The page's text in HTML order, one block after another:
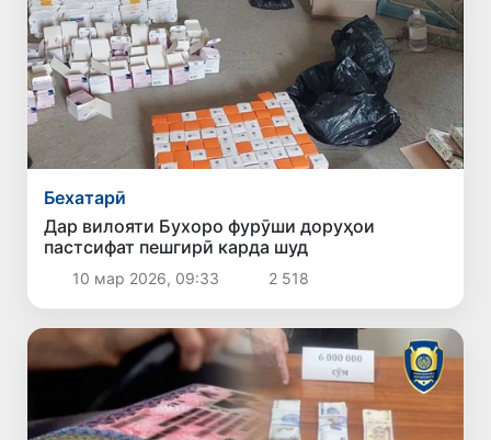
Бехатарӣ
Дар вилояти Бухоро фурӯши доруҳои
пастсифат пешгирӣ карда шуд
10 мар 2026, 09:33 2 518